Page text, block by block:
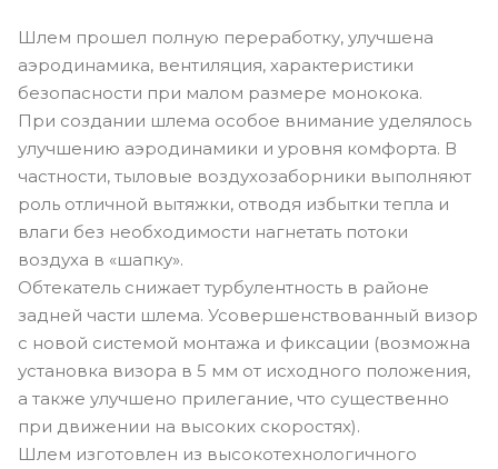
Шлем прошел полную переработку, улучшена
аэродинамика, вентиляция, характеристики
безопасности при малом размере монокока.
При создании шлема особое внимание уделялось
улучшению аэродинамики и уровня комфорта. В
частности, тыловые воздухозаборники выполняют
роль отличной вытяжки, отводя избытки тепла и
влаги без необходимости нагнетать потоки
воздуха в «шапку».
Обтекатель снижает турбулентность в районе
задней части шлема. Усовершенствованный визор
с новой системой монтажа и фиксации (возможна
установка визора в 5 мм от исходного положения,
а также улучшено прилегание, что существенно
при движении на высоких скоростях).
Шлем изготовлен из высокотехнологичного